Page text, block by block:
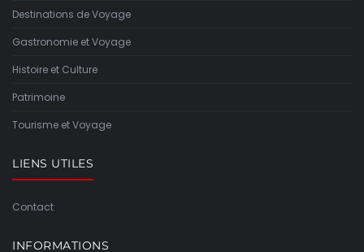
Destinations de Voyage
Gastronomie et Voyage
Histoire et Culture
Patrimoine
Tourisme et Voyage
LIENS UTILES
Contact
INFORMATIONS